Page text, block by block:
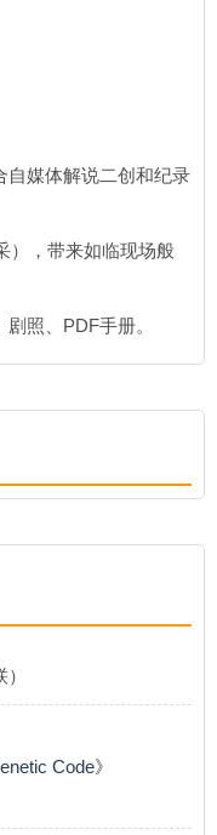
自媒体解说二创和纪录
），带来如临现场般
照、PDF手册。
Code》